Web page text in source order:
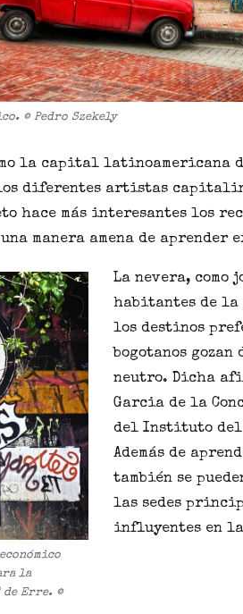
© Pedro Szekely
la capital latinoamericana
diferentes artistas
hace más interesantes los
manera amena de aprender
la
de Erre. ©
La nevera,
habitantes de la
los destinos
bogotanos
neutro. Dicha
Garcia de la
del Instituto del
Además de
también se
las sedes
influyentes en